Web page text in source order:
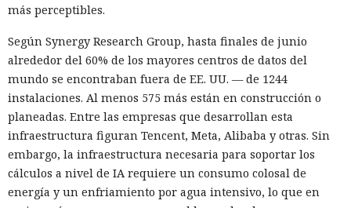
más perceptibles.
Según Synergy Research Group, hasta finales de junio
alrededor del 60% de los mayores centros de datos del
mundo se encontraban fuera de EE. UU. — de 1244
instalaciones. Al menos 575 más están en construcción o
planeadas. Entre las empresas que desarrollan esta
infraestructura figuran Tencent, Meta, Alibaba y otras. Sin
embargo, la infraestructura necesaria para soportar los
cálculos a nivel de IA requiere un consumo colosal de
energía y un enfriamiento por agua intensivo, lo que en